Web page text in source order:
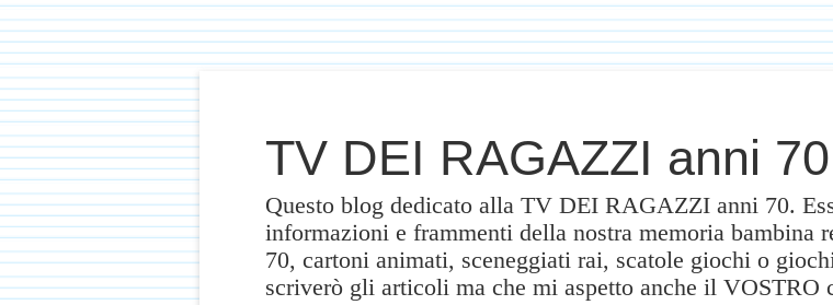
TV DEI RAGAZZI anni
Questo blog dedicato alla TV DEI RAGAZZI anni 70.
informazioni e frammenti della nostra memoria bambina
70, cartoni animati, sceneggiati rai, scatole giochi o
scriverò gli articoli ma che mi aspetto anche il